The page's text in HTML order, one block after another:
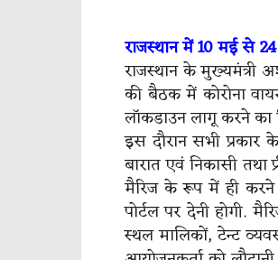
राजस्थान में10मई से
राजस्थान के मुख्यमंत्री
की बैठक में कोरोना
लॉकडाउन लागू करने का
इस दौरान सभी प्रकार
बारात एवं निकासी
मैरिज के रूप में ही
पोर्टल पर देनी होगी.
स्थल मालिकों, टेन्ट